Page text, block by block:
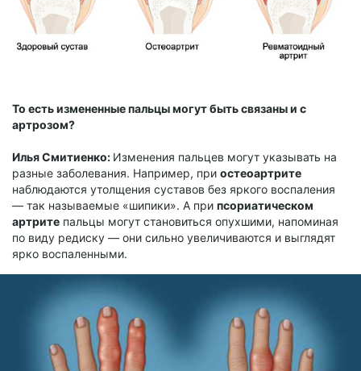
То есть измененные пальцы могут быть связаны и с
артрозом?
Илья Смитиенко: Изменения пальцев могут указывать на
разные заболевания. Например, при остеоартрите
наблюдаются утолщения суставов без яркого воспаления
— так называемые «шипики». А при псориатическом
артрите пальцы могут становиться опухшими, напоминая
по виду редиску — они сильно увеличиваются и выглядят
ярко воспаленными.